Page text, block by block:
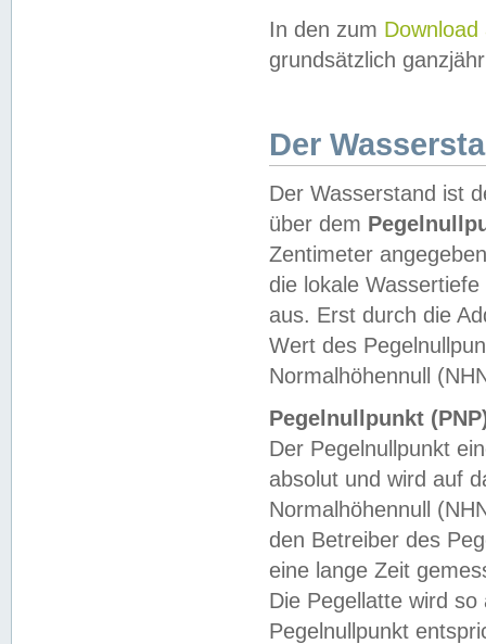
In den zum Download
grundsätzlich
Der
Der Wasserstand ist
über dem
Zentimeter
die lokale
aus. Erst durch die
Wert des
Normalhöhennull
Pegelnullpunkt
Der Pegelnullpunkt
absolut und wird auf
Normalhöhennull
den Betreiber des
eine lange Zeit
Die Pegellatte wird
Pegelnullpunkt